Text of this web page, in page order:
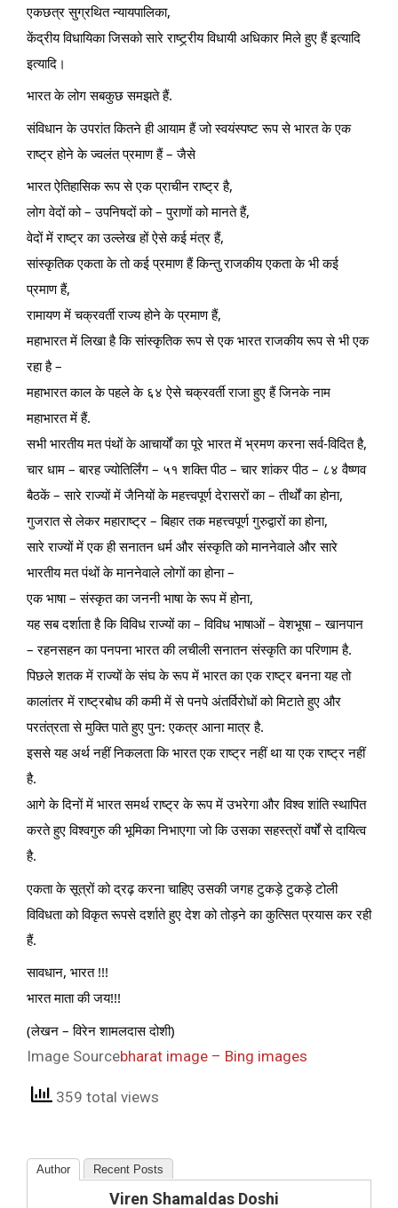
एकछत्र सुग्रथित न्यायपालिका,
केंद्रीय विधायिका जिसको सारे राष्ट्र्रीय विधायी अधिकार मिले हुए हैं इत्यादि
इत्यादि।
भारत के लोग सबकुछ समझते हैं.
संविधान के उपरांत कितने ही आयाम हैं जो स्वयंस्पष्ट रूप से भारत के एक
राष्ट्र होने के ज्वलंत प्रमाण हैं – जैसे
भारत ऐतिहासिक रूप से एक प्राचीन राष्ट्र है,
लोग वेदों को – उपनिषदों को – पुराणों को मानते हैं,
वेदों में राष्ट्र का उल्लेख हों ऐसे कई मंत्र हैं,
सांस्कृतिक एकता के तो कई प्रमाण हैं किन्तु राजकीय एकता के भी कई
प्रमाण हैं,
रामायण में चक्रवर्ती राज्य होने के प्रमाण हैं,
महाभारत में लिखा है कि सांस्कृतिक रूप से एक भारत राजकीय रूप से भी एक
रहा है –
महाभारत काल के पहले के ६४ ऐसे चक्रवर्ती राजा हुए हैं जिनके नाम
महाभारत में हैं.
सभी भारतीय मत पंथों के आचार्यों का पूरे भारत में भ्रमण करना सर्व-विदित है,
चार धाम – बारह ज्योतिर्लिंग – ५१ शक्ति पीठ – चार शांकर पीठ – ८४ वैष्णव
बैठकें – सारे राज्यों में जैनियों के महत्त्वपूर्ण देरासरों का – तीर्थों का होना,
गुजरात से लेकर महाराष्ट्र – बिहार तक महत्त्वपूर्ण गुरुद्वारों का होना,
सारे राज्यों में एक ही सनातन धर्म और संस्कृति को माननेवाले और सारे
भारतीय मत पंथों के माननेवाले लोगों का होना –
एक भाषा – संस्कृत का जननी भाषा के रूप में होना,
यह सब दर्शाता है कि विविध राज्यों का – विविध भाषाओं – वेशभूषा – खानपान
– रहनसहन का पनपना भारत की लचीली सनातन संस्कृति का परिणाम है.
पिछले शतक में राज्यों के संघ के रूप में भारत का एक राष्ट्र बनना यह तो
कालांतर में राष्ट्रबोध की कमी में से पनपे अंतर्विरोधों को मिटाते हुए और
परतंत्रता से मुक्ति पाते हुए पुन: एकत्र आना मात्र है.
इससे यह अर्थ नहीं निकलता कि भारत एक राष्ट्र नहीं था या एक राष्ट्र नहीं
है.
आगे के दिनों में भारत समर्थ राष्ट्र के रूप में उभरेगा और विश्व शांति स्थापित
करते हुए विश्वगुरु की भूमिका निभाएगा जो कि उसका सहस्त्रों वर्षों से दायित्व
है.
एकता के सूत्रों को द्रढ़ करना चाहिए उसकी जगह टुकड़े टुकड़े टोली
विविधता को विकृत रूपसे दर्शाते हुए देश को तोड़ने का कुत्सित प्रयास कर रही
हैं.
सावधान, भारत !!!
भारत माता की जय!!!
(लेखन – विरेन शामलदास दोशी)
Image Sourcebharat image – Bing images
359 total views
Author Recent Posts
Viren Shamaldas Doshi